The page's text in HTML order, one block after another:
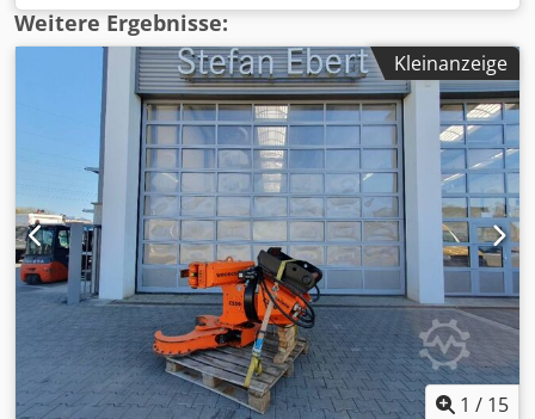
Komplett Verkauf im Paket .
Weitere Ergebnisse:
Kleinanzeige
1 / 15